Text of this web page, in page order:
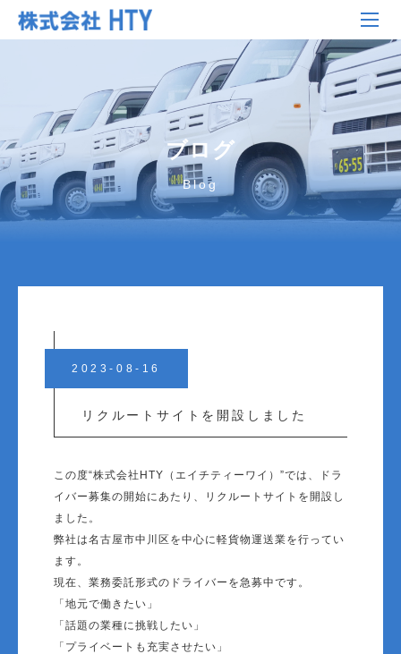
ブログ
Blog
2023-08-16
リクルートサイトを開設しました
この度“株式会社HTY（エイチティーワイ）”では、ドラ
イバー募集の開始にあたり、リクルートサイトを開設し
ました。
弊社は名古屋市中川区を中心に軽貨物運送業を行ってい
ます。
現在、業務委託形式のドライバーを急募中です。
「地元で働きたい」
「話題の業種に挑戦したい」
「プライベートも充実させたい」